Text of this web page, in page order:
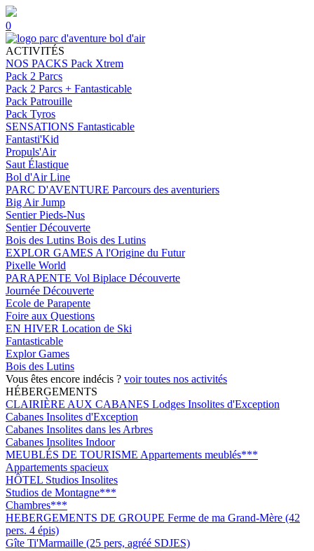
0
ACTIVITÉS
NOS PACKS Pack Xtrem
Pack 2 Parcs
Pack 2 Parcs + Fantasticable
Pack Patrouille
Pack Tyros
SENSATIONS Fantasticable
Fantasti'Kid
Propuls'Air
Saut Élastique
Bol d'Air Line
PARC D'AVENTURE Parcours des aventuriers
Big Air Jump
Sentier Pieds-Nus
Sentier Découverte
Bois des Lutins Bois des Lutins
EXPLOR GAMES A l'Origine du Futur
Pixelle World
PARAPENTE Vol Biplace Découverte
Journée Découverte
Ecole de Parapente
Foire aux Questions
EN HIVER Location de Ski
Fantasticable
Explor Games
Bois des Lutins
Vous êtes encore indécis ? voir toutes nos activités
HÉBERGEMENTS
CLAIRIÈRE AUX CABANES Lodges Insolites d'Exception
Cabanes Insolites d'Exception
Cabanes Insolites dans les Arbres
Cabanes Insolites Indoor
MEUBLÉS DE TOURISME Appartements meublés***
Appartements spacieux
HÔTEL Studios Insolites
Studios de Montagne***
Chambres***
HEBERGEMENTS DE GROUPE Ferme de ma Grand-Mère (42
pers. 4 épis)
Gîte Ti'Marmaille (25 pers, agréé SDJES)